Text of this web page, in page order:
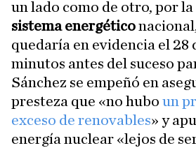
un lado como de otro, por
sistema energético
quedaría en evidencia el 28
minutos antes del suceso
Sánchez se empeñó en
presteza que «no hubo un
exceso de renovables» y
energía nuclear «lejos de